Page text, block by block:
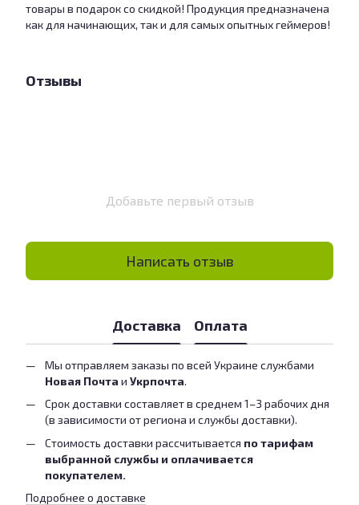
товары в подарок со скидкой! Продукция предназначена
как для начинающих, так и для самых опытных геймеров!
Отзывы
Добавьте первый отзыв
Написать отзыв
Доставка Оплата
Мы отправляем заказы по всей Украине службами
Новая Почта и Укрпочта.
Срок доставки составляет в среднем 1–3 рабочих дня
(в зависимости от региона и службы доставки).
Стоимость доставки рассчитывается по тарифам
выбранной службы и оплачивается
покупателем.
Подробнее о доставке